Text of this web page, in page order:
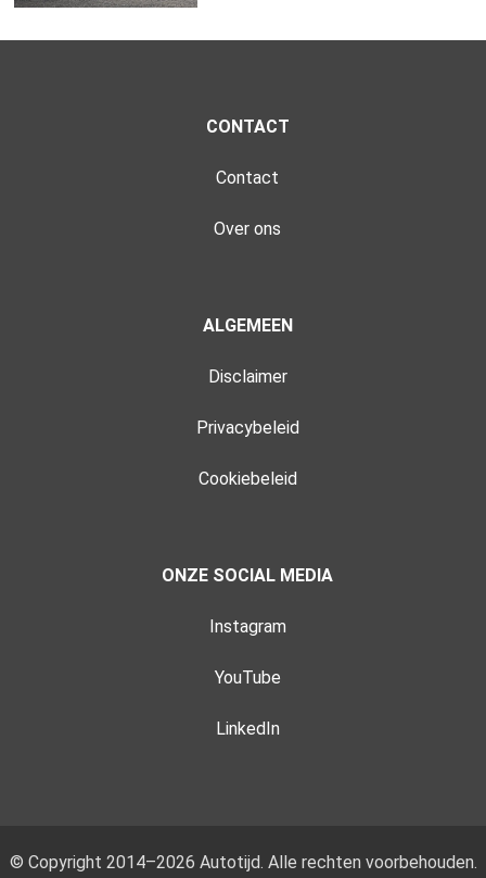
CONTACT
Contact
Over ons
ALGEMEEN
Disclaimer
Privacybeleid
Cookiebeleid
ONZE SOCIAL MEDIA
Instagram
YouTube
LinkedIn
© Copyright 2014–2026 Autotijd. Alle rechten voorbehouden.